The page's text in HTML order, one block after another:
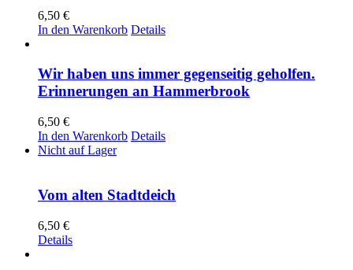
6,50 €
In den Warenkorb Details
Wir haben uns immer gegenseitig geholfen.
Erinnerungen an Hammerbrook
6,50 €
In den Warenkorb Details
Nicht auf Lager
Vom alten Stadtdeich
6,50 €
Details